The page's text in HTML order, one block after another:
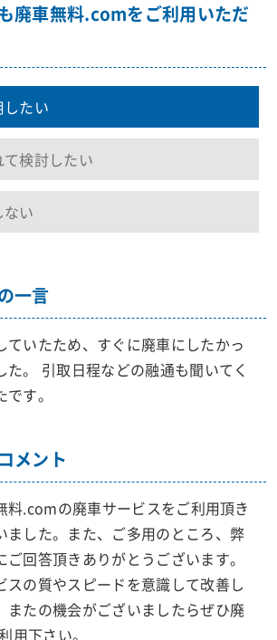
廃車無料.comをご利用いただ
たい
検討したい
い
一言
ていたため、すぐに廃車にしたかっ
た。 引取日程などの融通も聞いてく
す。
メント
料.comの廃車サービスをご利用頂き
ました。また、ご多用のところ、弊
回答頂きありがとうございます。
スの質やスピードを意識して改善し
またの機会がございましたらぜひ廃
用下さい。